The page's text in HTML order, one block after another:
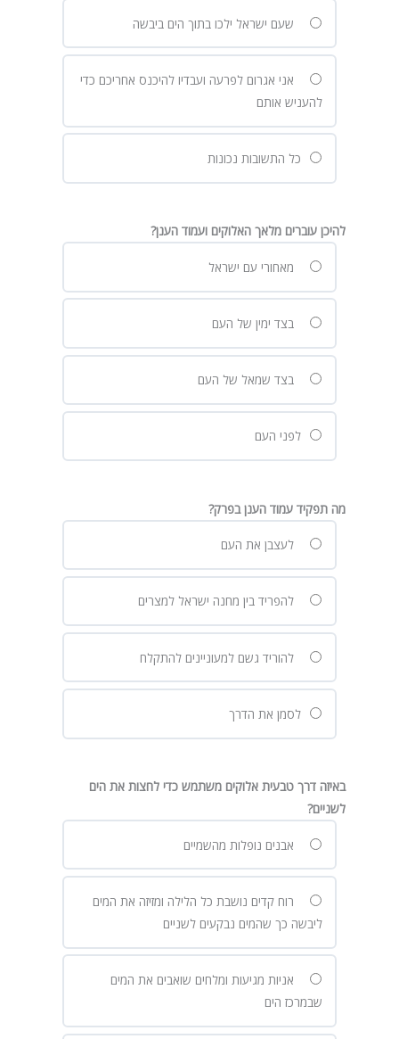
שעם ישראל ילכו בתוך הים ביבשה
אני אגרום לפרעה ועבדיו להיכנס אחריכם כדי
להעניש אותם
כל התשובות נכונות
להיכן עוברים מלאך האלוקים ועמוד הענן?
מאחורי עם ישראל
בצד ימין של העם
בצד שמאל של העם
לפני העם
מה תפקיד עמוד הענן בפרק?
לעצבן את העם
להפריד בין מחנה ישראל למצרים
להוריד גשם למעוניינים להתקלח
לסמן את הדרך
באיזה דרך טבעית אלוקים משתמש כדי לחצות את הים
לשניים?
אבנים נופלות מהשמיים
רוח קדים נושבת כל הלילה ומזיזה את המים
ליבשה כך שהמים נבקעים לשניים
אניות מגיעות ומלחים שואבים את המים
שבמרכז הים